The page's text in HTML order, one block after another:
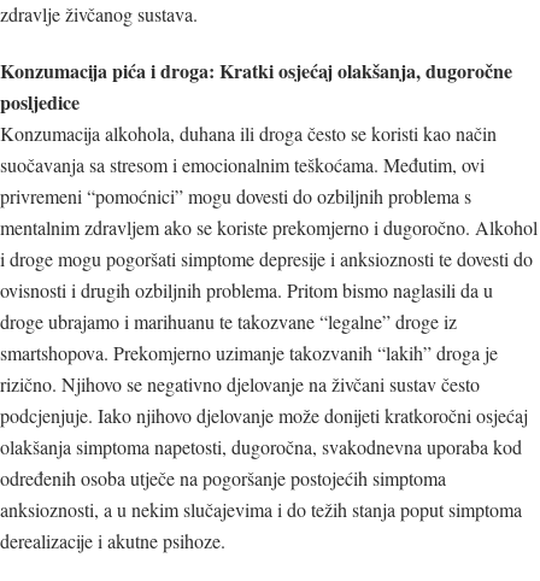
zdravlje živčanog sustava.
Konzumacija pića i droga: Kratki osjećaj olakšanja, dugoročne
posljedice
Konzumacija alkohola, duhana ili droga često se koristi kao način
suočavanja sa stresom i emocionalnim teškoćama. Međutim, ovi
privremeni “pomoćnici” mogu dovesti do ozbiljnih problema s
mentalnim zdravljem ako se koriste prekomjerno i dugoročno. Alkohol
i droge mogu pogoršati simptome depresije i anksioznosti te dovesti do
ovisnosti i drugih ozbiljnih problema. Pritom bismo naglasili da u
droge ubrajamo i marihuanu te takozvane “legalne” droge iz
smartshopova. Prekomjerno uzimanje takozvanih “lakih” droga je
rizično. Njihovo se negativno djelovanje na živčani sustav često
podcjenjuje. Iako njihovo djelovanje može donijeti kratkoročni osjećaj
olakšanja simptoma napetosti, dugoročna, svakodnevna uporaba kod
određenih osoba utječe na pogoršanje postojećih simptoma
anksioznosti, a u nekim slučajevima i do težih stanja poput simptoma
derealizacije i akutne psihoze.